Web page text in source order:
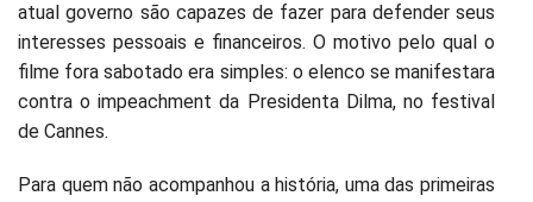
atual governo são capazes de fazer para defender seus
interesses pessoais e financeiros. O motivo pelo qual o
filme fora sabotado era simples: o elenco se manifestara
contra o impeachment da Presidenta Dilma, no festival
de Cannes.
Para quem não acompanhou a história, uma das primeiras